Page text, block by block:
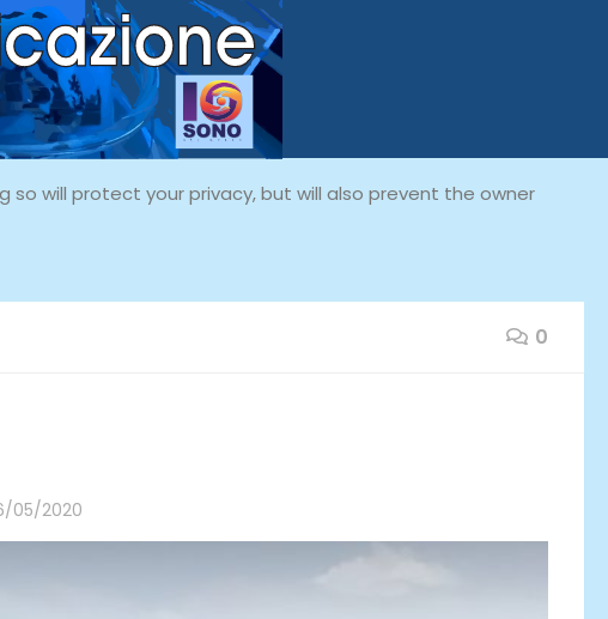
will protect your privacy, but will also prevent the owner
0
05/2020